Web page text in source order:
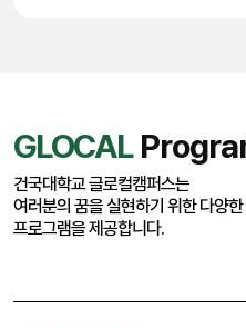
GLOCAL
건국대학교 글로컬캠퍼스는
여러분의 꿈을 실현하기 위한 다양
프로그램을 제공합니다.